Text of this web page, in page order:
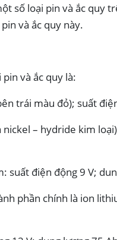
số loại pin và ắc quy
và ắc quy này.
pin và ắc quy là:
trái màu đỏ); suất
nickel – hydride kim
suất điện động 9 V;
phần chính là ion